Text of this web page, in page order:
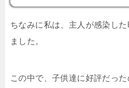
ちなみに私は、主人が感染し
ました。
この中で、子供達に好評だっ